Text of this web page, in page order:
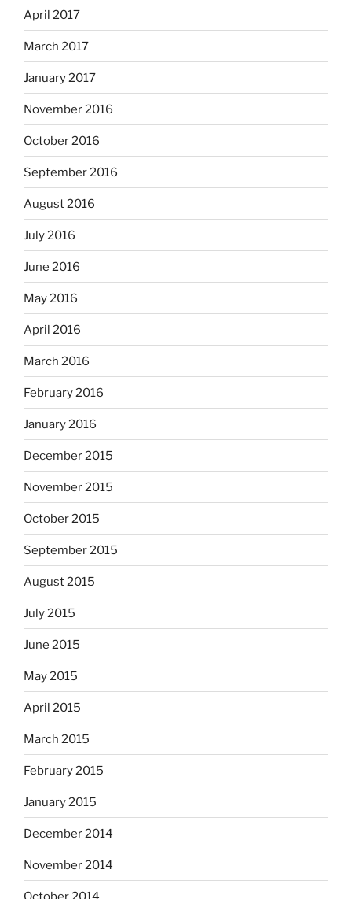
April 2017
March 2017
January 2017
November 2016
October 2016
September 2016
August 2016
July 2016
June 2016
May 2016
April 2016
March 2016
February 2016
January 2016
December 2015
November 2015
October 2015
September 2015
August 2015
July 2015
June 2015
May 2015
April 2015
March 2015
February 2015
January 2015
December 2014
November 2014